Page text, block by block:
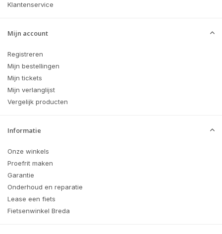
Klantenservice
Mijn account
Registreren
Mijn bestellingen
Mijn tickets
Mijn verlanglijst
Vergelijk producten
Informatie
Onze winkels
Proefrit maken
Garantie
Onderhoud en reparatie
Lease een fiets
Fietsenwinkel Breda